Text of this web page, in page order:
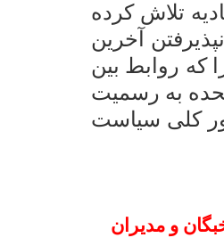
تلاش کرده
آخرین
که روابط بین
به رسمیت
کلی سیاست
و مدیران